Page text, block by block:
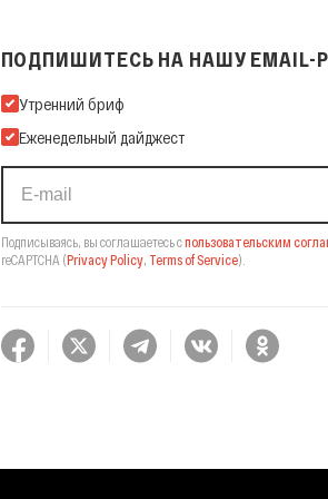
ПОДПИШИТЕСЬ НА НАШУ EMAIL-
Подпишитесь на нашу Email-рассылку
Утренний бриф
Еженедельный дайджест
Подписываясь, вы соглашаетесь спользовательским
reCAPTCHA (Privacy Policy, Terms of Service).